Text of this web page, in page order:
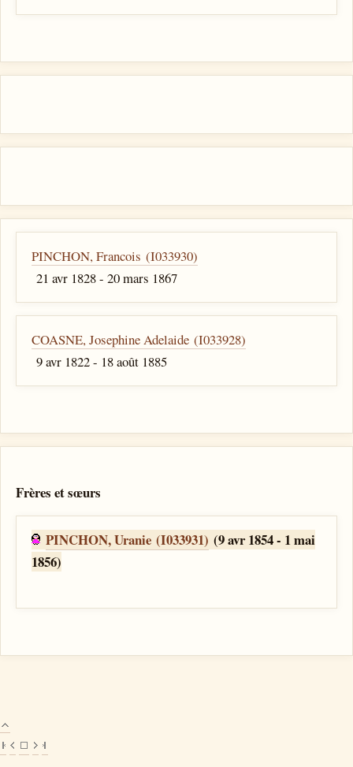
PINCHON, Francois (I033930)
21 avr 1828 - 20 mars 1867
COASNE, Josephine Adelaide (I033928)
9 avr 1822 - 18 août 1885
Frères et sœurs
PINCHON, Uranie (I033931) (9 avr 1854 - 1 mai
1856)